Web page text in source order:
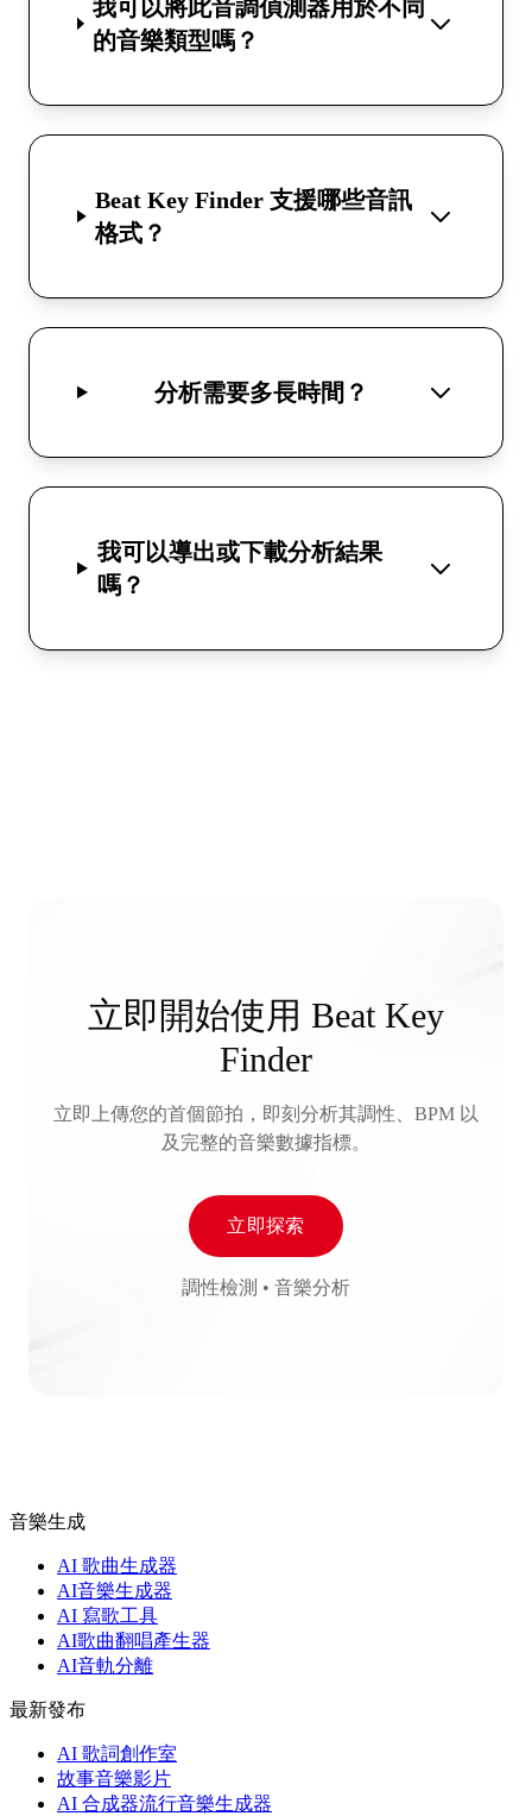
我可以將此音調偵測器用於不同
的音樂類型嗎？
Beat Key Finder 支援哪些音訊
格式？
分析需要多長時間？
我可以導出或下載分析結果
嗎？
立即開始使用 Beat Key
Finder
立即上傳您的首個節拍，即刻分析其調性、BPM 以
及完整的音樂數據指標。
立即探索
調性檢測 • 音樂分析
音樂生成
AI 歌曲生成器
AI音樂生成器
AI 寫歌工具
AI歌曲翻唱產生器
AI音軌分離
最新發布
AI 歌詞創作室
故事音樂影片
AI 合成器流行音樂生成器